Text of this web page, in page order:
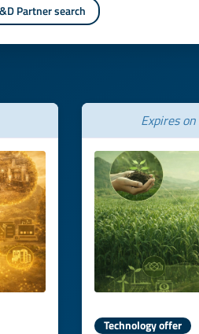
Partner search
Expires on
Technology offer